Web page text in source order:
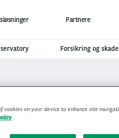
Partnere
Forsikring og skade
cookies on your device to enhance site